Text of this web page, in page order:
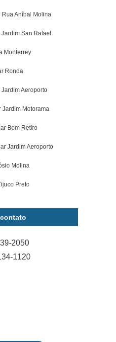
para Gatos
Animais
para Cachorro
Animais
Cães
Pets
Caçapava
para Animais
Aníbal Molina
San Rafael
Monterrey
Ronda
Aeroporto
Jardim Motorama
Bom Retiro
Jardim Aeroporto
Molina
Preto
2050
1120